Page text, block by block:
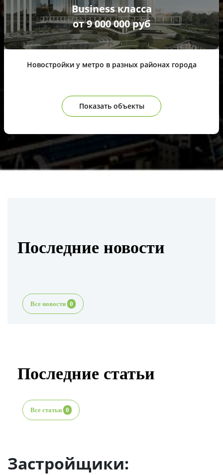
Показать объекты
Business класса
от 9 000 000 руб
Новостройки у метро в разных районах города
Последние новости
Все новости 0
Последние статьи
Все статьи 0
Застройщики: